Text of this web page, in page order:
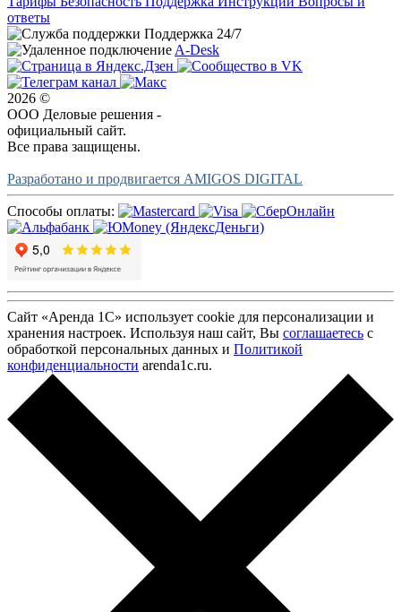
ответы
Поддержка 24/7
A-Desk
2026 ©
ООО Деловые решения -
официальный сайт.
Все права защищены.
Разработано и продвигается AMIGOS DIGITAL
Способы оплаты:
Сайт «Аренда 1С» использует cookie для персонализации и
хранения настроек. Используя наш сайт, Вы соглашаетесь с
обработкой персональных данных и Политикой
конфиденциальности arenda1c.ru.